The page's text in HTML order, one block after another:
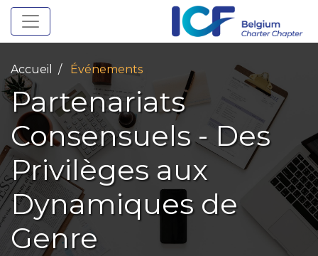
Toggle navigation
Accueil Événements
Partenariats
Consensuels - Des
Privilèges aux
Dynamiques de
Genre